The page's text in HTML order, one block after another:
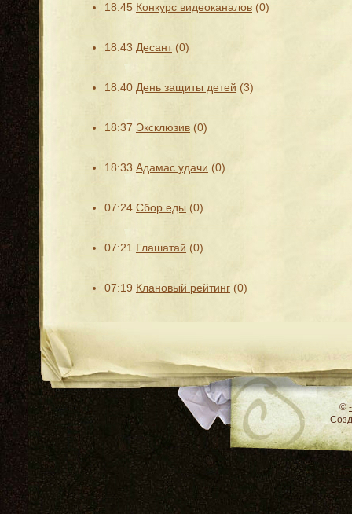
18:45 Конкурс видеоканалов (0)
18:43 Десант (0)
18:40 День защиты детей (3)
18:37 Эксклюзив (0)
18:33 Адамас удачи (0)
07:24 Сбор еды (0)
07:21 Глашатай (0)
07:19 Клановый рейтинг (0)
©
RSS